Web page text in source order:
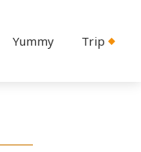
Yummy Trip